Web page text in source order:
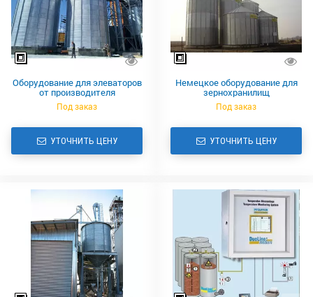
Оборудование для элеваторов
от производителя
Под заказ
УТОЧНИТЬ ЦЕНУ
Немецкое оборудование для
зернохранилищ
Под заказ
УТОЧНИТЬ ЦЕНУ